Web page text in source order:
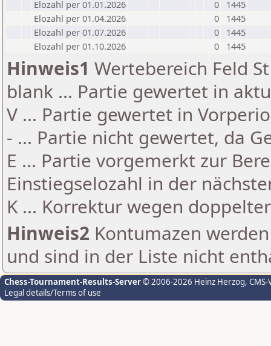
Elozahl per 01.01.2026
0
1445
Elozahl per 01.04.2026
0
1445
Elozahl per 01.07.2026
0
1445
Elozahl per 01.10.2026
0 1445
Hinweis1 Wertebereich Feld
blank ... Partie gewertet in
V ... Partie gewertet in
- ... Partie nicht gewertet, da
E ... Partie vorgemerkt zur
Einstiegselozahl in der
K ... Korrektur wegen
Hinweis2 Kontumazen
und sind in der Liste nicht
Chess-Tournament-Results-Server© 2006-2026 Heinz Herzog,
Legal details/Terms of use